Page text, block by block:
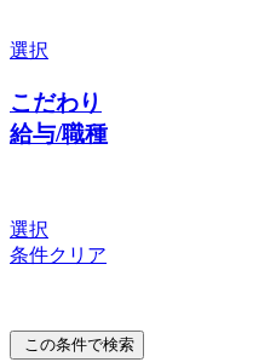
選択
こだわり
給与/職種
選択
条件クリア
この条件で検索